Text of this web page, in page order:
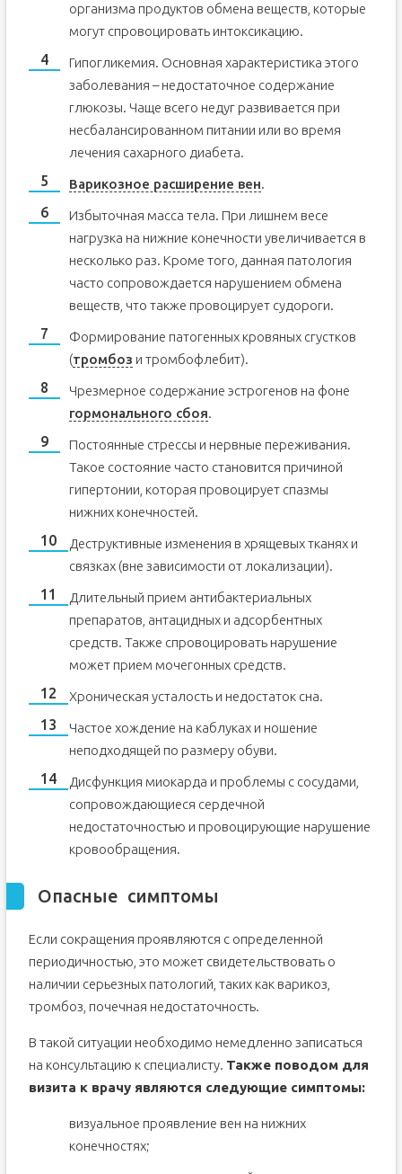
организма продуктов обмена веществ, которые
могут спровоцировать интоксикацию.
Гипогликемия. Основная характеристика этого
заболевания – недостаточное содержание
глюкозы. Чаще всего недуг развивается при
несбалансированном питании или во время
лечения сахарного диабета.
Варикозное расширение вен.
Избыточная масса тела. При лишнем весе
нагрузка на нижние конечности увеличивается в
несколько раз. Кроме того, данная патология
часто сопровождается нарушением обмена
веществ, что также провоцирует судороги.
Формирование патогенных кровяных сгустков
(тромбоз и тромбофлебит).
Чрезмерное содержание эстрогенов на фоне
гормонального сбоя.
Постоянные стрессы и нервные переживания.
Такое состояние часто становится причиной
гипертонии, которая провоцирует спазмы
нижних конечностей.
Деструктивные изменения в хрящевых тканях и
связках (вне зависимости от локализации).
Длительный прием антибактериальных
препаратов, антацидных и адсорбентных
средств. Также спровоцировать нарушение
может прием мочегонных средств.
Хроническая усталость и недостаток сна.
Частое хождение на каблуках и ношение
неподходящей по размеру обуви.
Дисфункция миокарда и проблемы с сосудами,
сопровождающиеся сердечной
недостаточностью и провоцирующие нарушение
кровообращения.
Опасные симптомы
Если сокращения проявляются с определенной
периодичностью, это может свидетельствовать о
наличии серьезных патологий, таких как варикоз,
тромбоз, почечная недостаточность.
В такой ситуации необходимо немедленно записаться
на консультацию к специалисту. Также поводом для
визита к врачу являются следующие симптомы:
визуальное проявление вен на нижних
конечностях;